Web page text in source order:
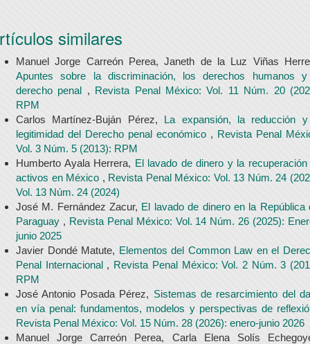
similares
Manuel Jorge Carreón Perea, Janeth de la Luz Viñas
Apuntes sobre la discriminación, los derechos humanos
derecho penal , Revista Penal México: Vol. 11 Núm. 20
RPM
Carlos Martínez-Buján Pérez, La expansión, la reducción
legitimidad del Derecho penal económico , Revista Penal
Vol. 3 Núm. 5 (2013): RPM
Humberto Ayala Herrera, El lavado de dinero y la recuperación
activos en México , Revista Penal México: Vol. 13 Núm. 24
Vol. 13 Núm. 24 (2024)
José M. Fernández Zacur, El lavado de dinero en la República
Paraguay , Revista Penal México: Vol. 14 Núm. 26 (2025):
junio 2025
Javier Dondé Matute, Elementos del Common Law en el
Penal Internacional , Revista Penal México: Vol. 2 Núm. 3
RPM
José Antonio Posada Pérez, Sistemas de resarcimiento del
en vía penal: fundamentos, modelos y perspectivas de
Revista Penal México: Vol. 15 Núm. 28 (2026): enero-junio 2026
Manuel Jorge Carreón Perea, Carla Elena Solís